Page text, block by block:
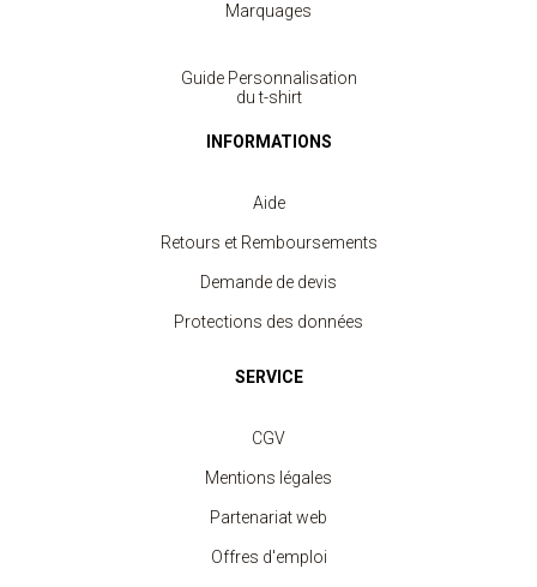
Marquages
Guide Personnalisation
du t-shirt
INFORMATIONS
Aide
Retours et Remboursements
Demande de devis
Protections des données
SERVICE
CGV
Mentions légales
Partenariat web
Offres d'emploi